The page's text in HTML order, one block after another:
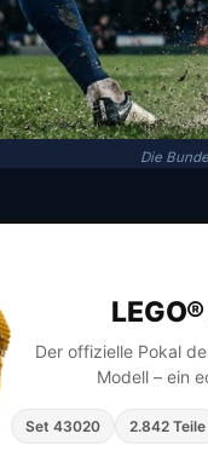
Die
Der offizielle Pokal
Modell – ein
Set 43020 2.842 Teile